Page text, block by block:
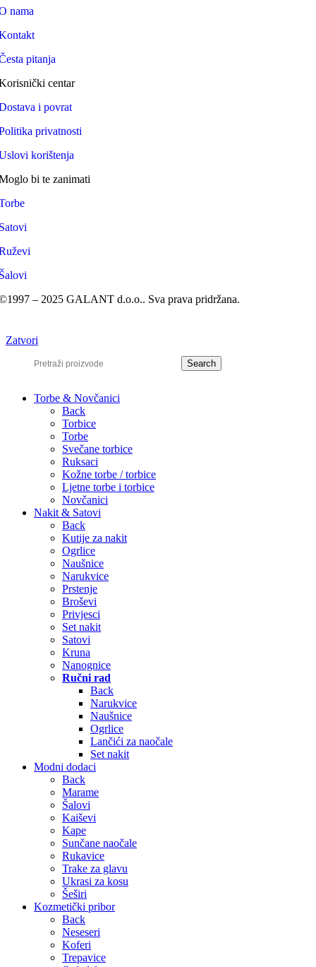
nama
pitanja
centar
i povrat
privatnosti
korištenja
bi te zanimati
– 2025 GALANT d.o.o.. Sva prava pridržana.
Zatvori
Search
Torbe & Novčanici
Back
Torbice
Torbe
Svečane torbice
Ruksaci
Kožne torbe / torbice
Ljetne torbe i torbice
Novčanici
Nakit & Satovi
Back
Kutije za nakit
Ogrlice
Naušnice
Narukvice
Prstenje
Broševi
Privjesci
Set nakit
Satovi
Kruna
Nanognice
Ručni rad
Back
Narukvice
Naušnice
Ogrlice
Lančići za naočale
Set nakit
Modni dodaci
Back
Marame
Šalovi
Kaiševi
Kape
Sunčane naočale
Rukavice
Trake za glavu
Ukrasi za kosu
Šeširi
Kozmetički pribor
Back
Neseseri
Koferi
Trepavice